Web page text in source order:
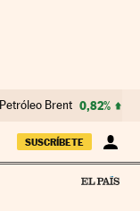
Petróleo Brent 0,82%
SUSCRÍBETE